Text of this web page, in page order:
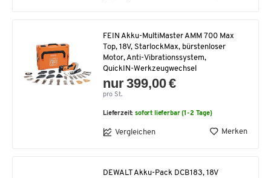
FEIN Akku-MultiMaster AMM 700 Max
Top, 18V, StarlockMax, bürstenloser
Motor, Anti-Vibrationssystem,
QuickIN-Werkzeugwechsel
nur 399,00 €
pro St.
Lieferzeit:sofort lieferbar (1-2 Tage)
Vergleichen Merken
DEWALT Akku-Pack DCB183, 18V